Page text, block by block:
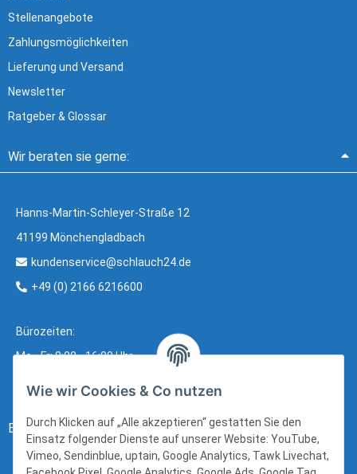
Stellenangebote
Zahlungsmöglichkeiten
Lieferung und Versand
Newsletter
Ratgeber & Glossar
Wir beraten sie gerne:
Hanns-Martin-Schleyer-Straße 12
41199 Mönchengladbach
kundenservice@schlauch24.de
+49 (0) 2166 6216600
Bürozeiten:
Mo - Fr: 8:00 - 16:00 Uhr
Bezahlung:
Wie wir Cookies & Co nutzen
Durch Klicken auf „Alle akzeptieren“ gestatten Sie den
Einsatz folgender Dienste auf unserer Website: YouTube,
Vimeo, Sendinblue, uptain, Google Analytics, Tawk Livechat,